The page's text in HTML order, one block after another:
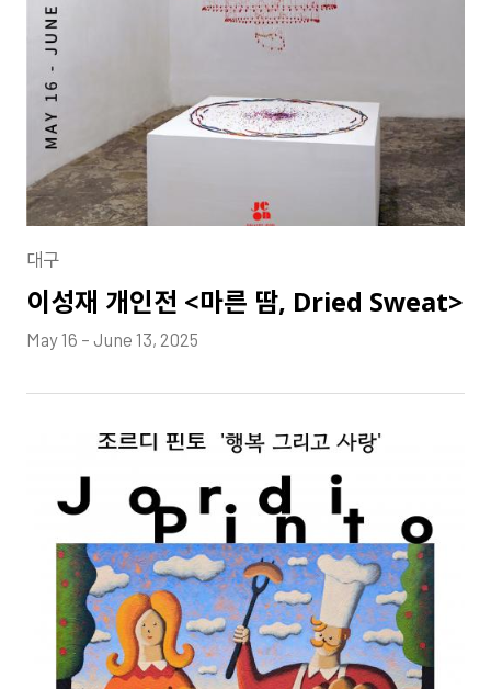
대구
이성재 개인전 <마른 땀, Dried Sweat>
May 16 – June 13, 2025